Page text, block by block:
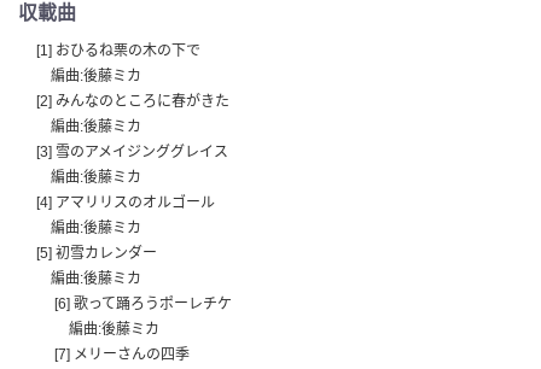
収載曲
[1] おひるね栗の木の下で
編曲:後藤ミカ
[2] みんなのところに春がきた
編曲:後藤ミカ
[3] 雪のアメイジンググレイス
編曲:後藤ミカ
[4] アマリリスのオルゴール
編曲:後藤ミカ
[5] 初雪カレンダー
編曲:後藤ミカ
[6] 歌って踊ろうポーレチケ
編曲:後藤ミカ
[7] メリーさんの四季